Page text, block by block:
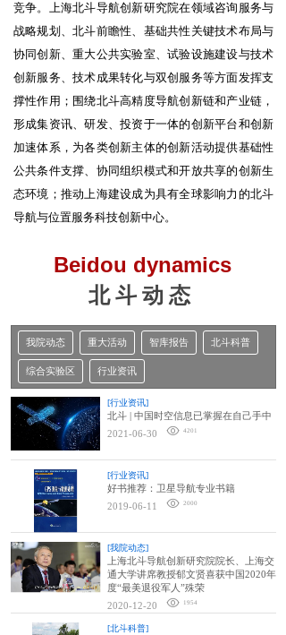
竞争。上海北斗导航创新研究院在领域咨询服务与
战略规划、北斗前瞻性、基础共性关键技术布局与
协同创新、重大公共实验室、试验设施建设与技术
创新服务、技术成果转化与双创服务等方面发挥支
撑性作用；围绕北斗高精度导航创新链和产业链，
形成集资讯、研发、投资于一体的创新平台和创新
加速体系，为各类创新主体的创新活动提供基础性
公共条件支撑、协同组织模式和开放共享的创新生
态环境；推动上海建设成为具有全球影响力的北斗
导航与位置服务科技创新中心。
Beidou dynamics
北 斗 动 态
我院动态 重大活动 智库报告 北斗科普
综合实验区 行业资讯
[行业资讯]
北斗 | 中国时空信息已掌握在自己手中
2021-06-30
4201
[行业资讯]
好书推荐：卫星导航专业书籍
2019-06-11
2000
[我院动态]
上海北斗导航创新研究院院长、上海交
通大学讲席教授郁文贤喜获中国2020年
度“最美退役军人”殊荣
2020-12-20
1954
[北斗科普]